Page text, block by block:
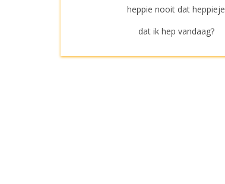
heppie nooit dat heppieje
dat ik hep vandaag?